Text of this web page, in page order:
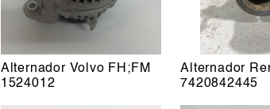
Alternador Volvo FH;FM
1524012
Alternador
7420842445